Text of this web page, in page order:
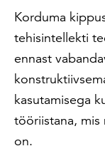
Korduma
tehisintellekti
ennast
kasutamisega
tööriistana,
on.